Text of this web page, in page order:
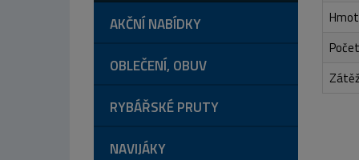
AKČNÍ NABÍDKY
OBLEČENÍ, OBUV
RYBÁŘSKÉ PRUTY
NAVIJÁKY